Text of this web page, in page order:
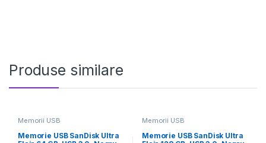
Produse similare
Memorii USB
Memorie USB SanDisk Ultra
Memorii USB
Memorie USB SanDisk Ultra